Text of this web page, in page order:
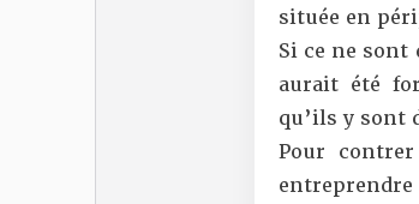
située en
Si ce ne
aurait été
qu’ils y sont
Pour
entreprendre